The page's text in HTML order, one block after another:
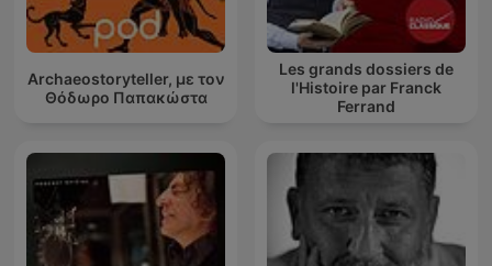
Archaeostoryteller, με τον
Θόδωρο Παπακώστα
Les grands dossiers de
l'Histoire par Franck
Ferrand